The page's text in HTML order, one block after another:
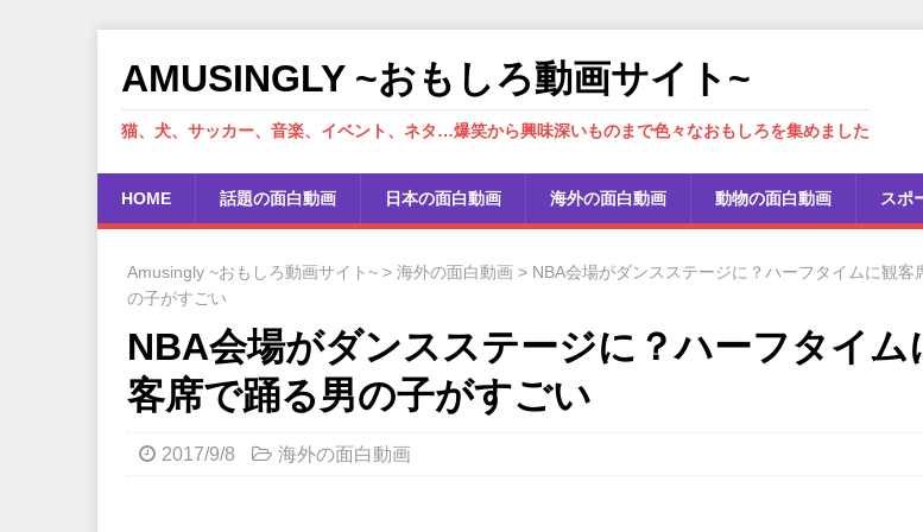
AMUSINGLY ~おもしろ動画サイト~
猫、犬、サッカー、音楽、イベント、ネタ…爆笑から興味深いものまで色々なおもしろを集めました
HOME 話題の面白動画 日本の面白動画 海外の面白動画 動物の面白動画 スポ
Amusingly ~おもしろ動画サイト~ > 海外の面白動画 > NBA会場がダンスステージに？ハーフタイムに観客
の子がすごい
NBA会場がダンスステージに？ハーフタイム
客席で踊る男の子がすごい
2017/9/8 海外の面白動画